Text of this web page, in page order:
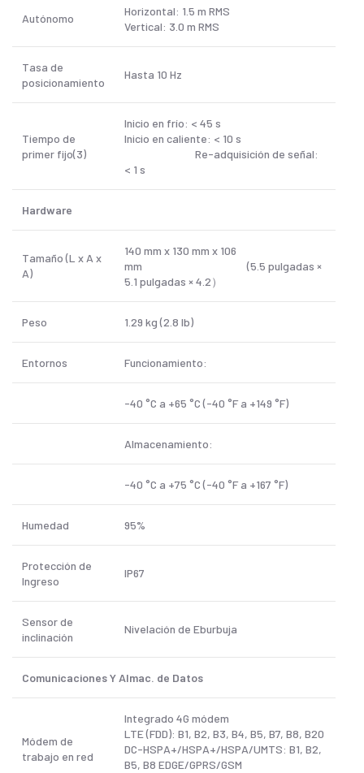
Autónomo
Horizontal: 1.5 m RMS
Vertical: 3.0 m RMS
Tasa de
posicionamiento
Hasta 10 Hz
Tiempo de
primer fijo(3)
Inicio en frío: < 45 s
Inicio en caliente: < 10 s
Re-adquisición de señal:
< 1 s
Hardware
Tamaño (L x A x
A)
140 mm x 130 mm x 106
mm (5.5 pulgadas ×
5.1 pulgadas × 4.2）
Peso 1.29 kg (2.8 lb)
Entornos Funcionamiento:
-40 °C a +65 °C (-40 °F a +149 °F)
Almacenamiento:
-40 °C a +75 °C (-40 °F a +167 °F)
Humedad 95%
Protección de
Ingreso
IP67
Sensor de
inclinación
Nivelación de Eburbuja
Comunicaciones Y Almac. de Datos
Módem de
trabajo en red
Integrado 4G módem
LTE (FDD): B1, B2, B3, B4, B5, B7, B8, B20
DC-HSPA+/HSPA+/HSPA/UMTS: B1, B2,
B5, B8 EDGE/GPRS/GSM